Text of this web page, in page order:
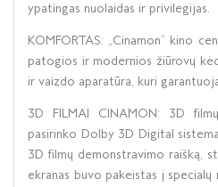
ypatingas nuolaidas ir privilegijas.
KOMFORTAS: „Cinamon“ kino
patogios ir modernios žiūrovų
ir vaizdo aparatūra, kuri
3D FILMAI CINAMON: 3D
pasirinko Dolby 3D Digital
3D filmų demonstravimo raišką,
ekranas buvo pakeistas į specialų